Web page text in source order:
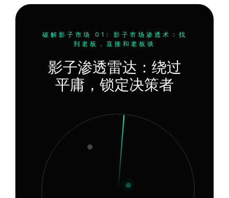
破解影子市场 01: 影子市场渗透术：找
到老板，直接和老板谈
影子渗透雷达：绕过
平庸，锁定决策者